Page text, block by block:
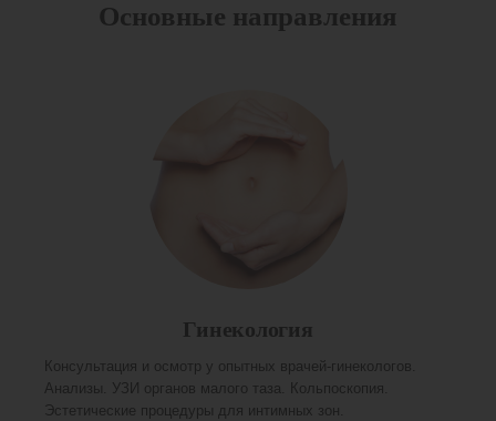
Основные направления
Гинекология
Консультация и осмотр у опытных врачей-гинекологов.
Анализы. УЗИ органов малого таза. Кольпоскопия.
Эстетические процедуры для интимных зон.